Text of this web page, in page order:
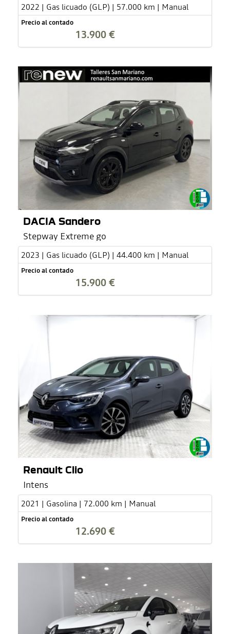
2022 | Gas licuado (GLP) | 57.000 km | Manual
Precio al contado
13.900 €
DACIA Sandero
Stepway Extreme go
2023 | Gas licuado (GLP) | 44.400 km | Manual
Precio al contado
15.900 €
Renault Clio
Intens
2021 | Gasolina | 72.000 km | Manual
Precio al contado
12.690 €